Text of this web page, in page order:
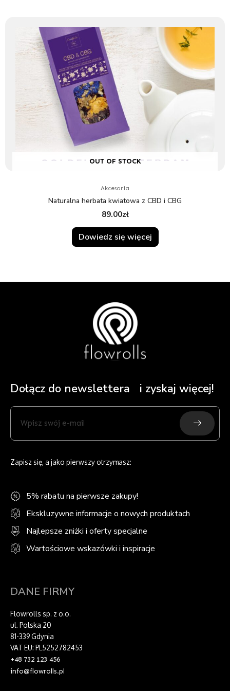
OUT OF STOCK
Akcesoria
Naturalna herbata kwiatowa z CBD i CBG
89.00zł
Dowiedz się więcej
Dołącz do newslettera i zyskaj więcej!
swój
e-
Submit
Zapisz się, a jako pierwszy otrzymasz:
5% rabatu na pierwsze zakupy!
Ekskluzywne informacje o nowych produktach
Najlepsze zniżki i oferty specjalne
Wartościowe wskazówki i inspiracje
DANE FIRMY
Flowrolls sp. z o.o.
ul. Polska 20
81-339 Gdynia
VAT EU: PL5252782453
+48 732 123 456
info@flowrolls.pl